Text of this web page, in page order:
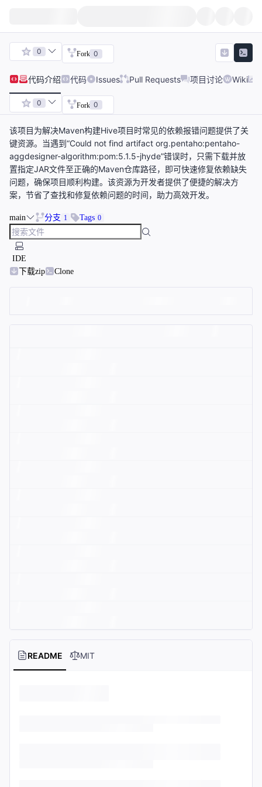
0 Fork 0
代码介绍 代码 Issues Pull Requests 项目讨论 Wiki
0 Fork 0
该项目为解决Maven构建Hive项目时常见的依赖报错问题提供了关
键资源。当遇到“Could not find artifact org.pentaho:pentaho-
aggdesigner-algorithm:pom:5.1.5-jhyde”错误时，只需下载并放
置指定JAR文件至正确的Maven仓库路径，即可快速修复依赖缺失
问题，确保项目顺利构建。该资源为开发者提供了便捷的解决方
案，节省了查找和修复依赖问题的时间，助力高效开发。
main 分支 1 Tags 0
IDE
下载zip
Clone
README MIT